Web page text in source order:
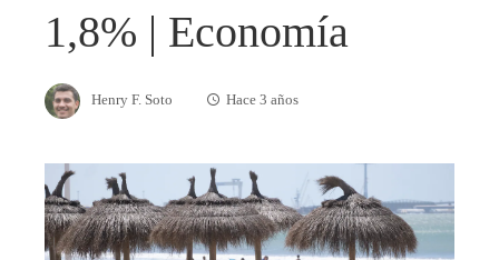
1,8% | Economía
Henry F. Soto Hace 3 años